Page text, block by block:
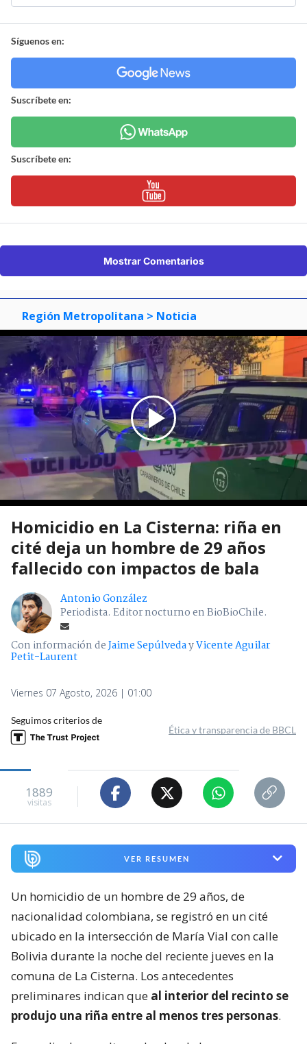
Síguenos en:
Suscríbete en:
Suscríbete en:
Mostrar Comentarios
Región Metropolitana > Noticia
Homicidio en La Cisterna: riña en
cité deja un hombre de 29 años
fallecido con impactos de bala
Antonio González
Periodista. Editor nocturno en BioBioChile.
Con información deJaime SepúlvedayVicente Aguilar
Petit-Laurent
Viernes 07 Agosto, 2026 | 01:00
Seguimos criterios de
Ética y transparencia de BBCL
1889
visitas
VER RESUMEN
Un homicidio de un hombre de 29 años, de
nacionalidad colombiana, se registró en un cité
ubicado en la intersección de María Vial con calle
Bolivia durante la noche del reciente jueves en la
comuna de La Cisterna. Los antecedentes
preliminares indican que al interior del recinto se
produjo una riña entre al menos tres personas.